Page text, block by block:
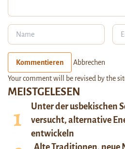
MEISTGELESEN
Unter der usbekischen
versucht, alternative
entwickeln
Kommentieren Abbrechen
Your comment will be revised by the